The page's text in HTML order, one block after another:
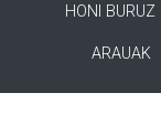
HONI BURUZ
ARAUAK